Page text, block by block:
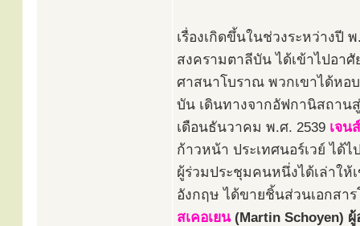
เรื่องเกิดขึ้นในช่วงระหว่างปี
สงครามตาลีบัน ได้เข้าไปอา
ศาสนาโบราณ พวกเขาได้หอ
บัน เดินทางจากอัฟกานิสถาน
เดือนธันวาคม พ.ศ. 2539 เจน
ก้าวหน้า ประเทศนอร์เวย์ ได้
ผู้ร่วมประชุมคนหนึ่งได้เล่าให้
อังกฤษ ได้ขายชิ้นส่วนเอกส
สเคอเยน(Martin Schoyen)